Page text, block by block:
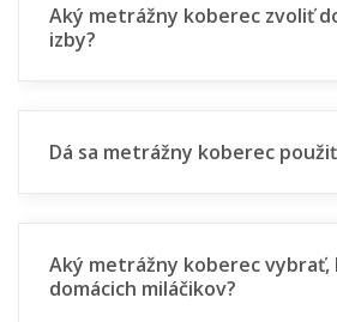
Aký metrážny koberec zvoliť
izby?
Dá sa metrážny koberec
Aký metrážny koberec vybrať,
domácich miláčikov?